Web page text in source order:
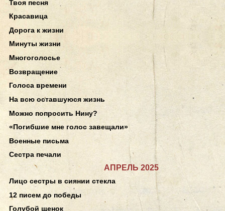
Твоя песня
Красавица
Дорога к жизни
Минуты жизни
Многоголосье
Возвращение
Голоса времени
На всю оставшуюся жизнь
Можно попросить Нину?
«Погибшие мне голос завещали»
Военные письма
Сестра печали
АПРЕЛЬ 2025
Лицо сестры в сиянии стекла
12 писем до победы
Голубой щенок